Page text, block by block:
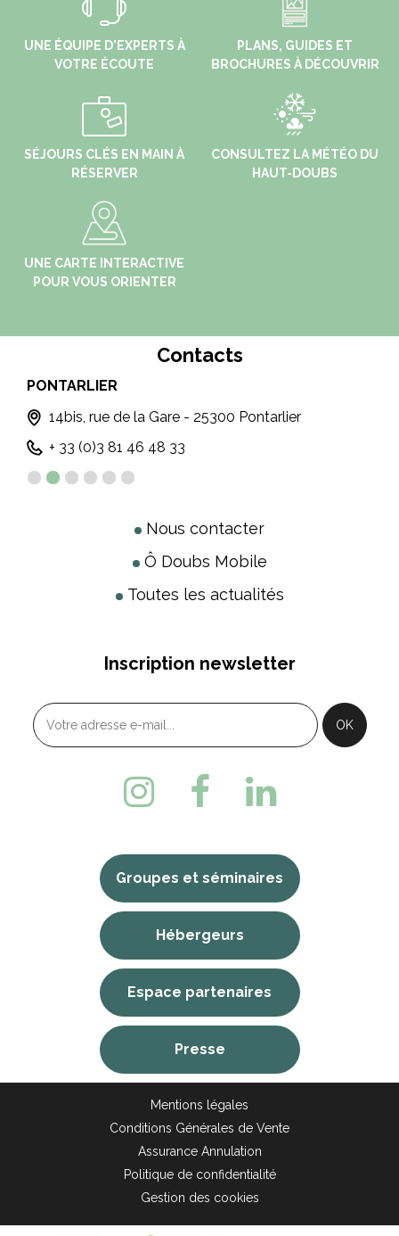
UNE ÉQUIPE D'EXPERTS À
VOTRE ÉCOUTE
PLANS, GUIDES ET
BROCHURES À DÉCOUVRIR
SÉJOURS CLÉS EN MAIN À
RÉSERVER
CONSULTEZ LA MÉTÉO DU
HAUT-DOUBS
UNE CARTE INTERACTIVE
POUR VOUS ORIENTER
Contacts
PONTARLIER
14bis, rue de la Gare - 25300 Pontarlier
+ 33 (0)3 81 46 48 33
Nous contacter
Ô Doubs Mobile
Toutes les actualités
Inscription newsletter
Groupes et séminaires
Hébergeurs
Espace partenaires
Presse
Mentions légales
Conditions Générales de Vente
Assurance Annulation
Politique de confidentialité
Gestion des cookies